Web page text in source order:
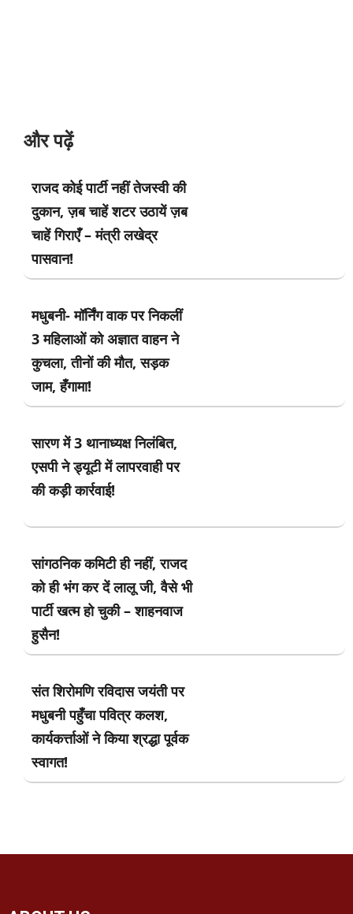
और पढ़ें
राजद कोई पार्टी नहीं तेजस्वी की
दुकान, ज़ब चाहें शटर उठायें ज़ब
चाहें गिराएँ – मंत्री लखेद्र
पासवान!
मधुबनी- मॉर्निंग वाक पर निकलीं
3 महिलाओं को अज्ञात वाहन ने
कुचला, तीनों की मौत, सड़क
जाम, हँगामा!
सारण में 3 थानाध्यक्ष निलंबित,
एसपी ने ड्यूटी में लापरवाही पर
की कड़ी कार्रवाई!
सांगठनिक कमिटी ही नहीं, राजद
को ही भंग कर दें लालू जी, वैसे भी
पार्टी खत्म हो चुकी – शाहनवाज
हुसैन!
संत शिरोमणि रविदास जयंती पर
मधुबनी पहुँचा पवित्र कलश,
कार्यकर्त्ताओं ने किया श्रद्धा पूर्वक
स्वागत!